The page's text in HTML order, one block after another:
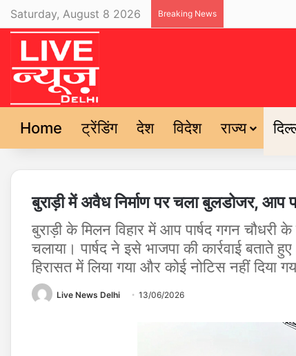
Saturday, August 8 2026 Breaking News
Home ट्रेंडिंग देश विदेश राज्य
बुराड़ी में अवैध निर्माण पर चला बुलडोजर, आप
बुराड़ी के मिलन विहार में आप पार्षद गगन
चलाया। पार्षद ने इसे भाजपा की कार्रवाई बताते
हिरासत में लिया गया और कोई नोटिस नहीं दिया
Live News Delhi 13/06/2026